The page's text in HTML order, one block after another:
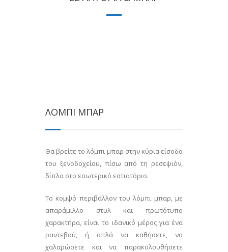
ΛΟΜΠΙ ΜΠΑΡ
Θα βρείτε το λόμπι μπαρ στην κύρια είσοδο
του ξενοδοχείου, πίσω από τη ρεσεψιόν,
δίπλα στο εσωτερικό εστιατόριο.
Το κομψό περιβάλλον του λόμπι μπαρ, με
απαράμιλλο στυλ και πρωτότυπο
χαρακτήρα, είναι το ιδανικό μέρος για ένα
ραντεβού, ή απλά να καθήσετε, να
χαλαρώσετε και να παρακολουθήσετε